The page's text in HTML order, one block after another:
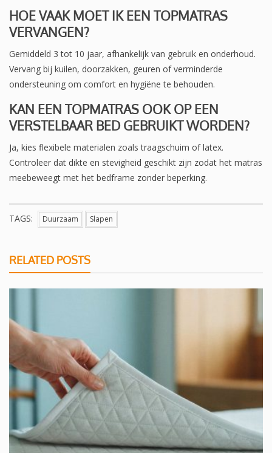
HOE VAAK MOET IK EEN TOPMATRAS
VERVANGEN?
Gemiddeld 3 tot 10 jaar, afhankelijk van gebruik en onderhoud.
Vervang bij kuilen, doorzakken, geuren of verminderde
ondersteuning om comfort en hygiëne te behouden.
KAN EEN TOPMATRAS OOK OP EEN
VERSTELBAAR BED GEBRUIKT WORDEN?
Ja, kies flexibele materialen zoals traagschuim of latex.
Controleer dat dikte en stevigheid geschikt zijn zodat het matras
meebeweegt met het bedframe zonder beperking.
TAGS: Duurzaam Slapen
RELATED POSTS